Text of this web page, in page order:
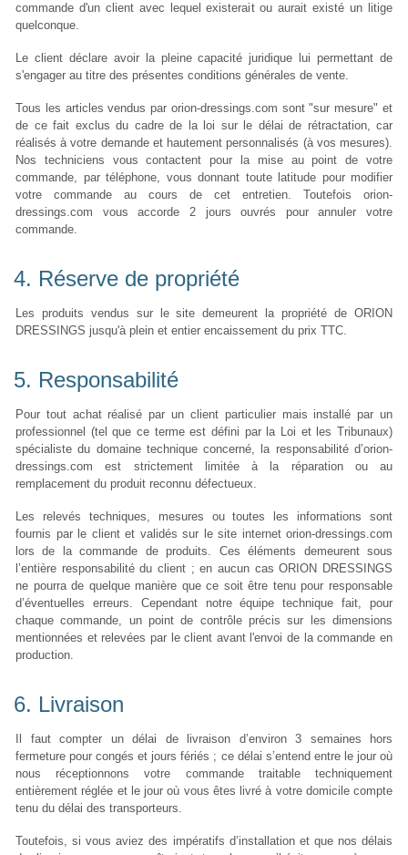
commande d'un client avec lequel existerait ou aurait existé un litige
quelconque.
Le client déclare avoir la pleine capacité juridique lui permettant de
s'engager au titre des présentes conditions générales de vente.
Tous les articles vendus par orion-dressings.com sont "sur mesure" et
de ce fait exclus du cadre de la loi sur le délai de rétractation, car
réalisés à votre demande et hautement personnalisés (à vos mesures).
Nos techniciens vous contactent pour la mise au point de votre
commande, par téléphone, vous donnant toute latitude pour modifier
votre commande au cours de cet entretien. Toutefois orion-
dressings.com vous accorde 2 jours ouvrés pour annuler votre
commande.
4. Réserve de propriété
Les produits vendus sur le site demeurent la propriété de ORION
DRESSINGS jusqu'à plein et entier encaissement du prix TTC.
5. Responsabilité
Pour tout achat réalisé par un client particulier mais installé par un
professionnel (tel que ce terme est défini par la Loi et les Tribunaux)
spécialiste du domaine technique concerné, la responsabilité d’orion-
dressings.com est strictement limitée à la réparation ou au
remplacement du produit reconnu défectueux.
Les relevés techniques, mesures ou toutes les informations sont
fournis par le client et validés sur le site internet orion-dressings.com
lors de la commande de produits. Ces éléments demeurent sous
l’entière responsabilité du client ; en aucun cas ORION DRESSINGS
ne pourra de quelque manière que ce soit être tenu pour responsable
d’éventuelles erreurs. Cependant notre équipe technique fait, pour
chaque commande, un point de contrôle précis sur les dimensions
mentionnées et relevées par le client avant l'envoi de la commande en
production.
6. Livraison
Il faut compter un délai de livraison d’environ 3 semaines hors
fermeture pour congés et jours fériés ; ce délai s’entend entre le jour où
nous réceptionnons votre commande traitable techniquement
entièrement réglée et le jour où vous êtes livré à votre domicile compte
tenu du délai des transporteurs.
Toutefois, si vous aviez des impératifs d’installation et que nos délais